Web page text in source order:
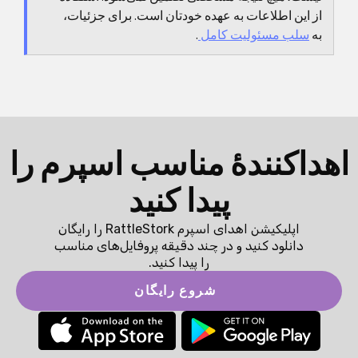
از این اطلاعات به عهده خودتان است. برای جزئیات،
بهسلب مسئولیت کامل.
اهداکنندهٔ مناسب اسپرم را
پیدا کنید
اپلیکیشن اهدای اسپرم RattleStork را رایگان
دانلود کنید و در چند دقیقه پروفایل‌های مناسب
را پیدا کنید.
شروع رایگان